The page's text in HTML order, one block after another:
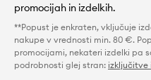
promocijah in izdelkih.
**Popust je enkraten, vključuje
nakupe v vrednosti min. 80 €.
promocijami, nekateri izdelki pa
podrobnosti glej stran: izključitve